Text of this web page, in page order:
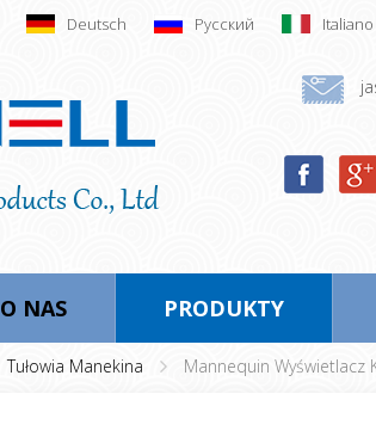
Deutsch Русский Italiano
O NAS PRODUKTY
Tułowia Manekina Mannequin Wyświetlacz